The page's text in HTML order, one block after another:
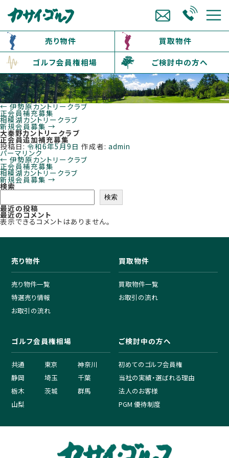
売り物件
買取物件
ゴルフ会員権相場
ご検討中の方へ
←伊勢原カントリークラブ
正会員補充募集
相模湖カントリークラブ
新規会員募集 →
大秦野カントリークラブ
正会員追加補充募集
投稿日: 令和6年5月9日 作成者: admin
パーマリンク
← 伊勢原カントリークラブ
正会員補充募集
相模湖カントリークラブ
新規会員募集 →
検索
検索
最近の投稿
最近のコメント
表示できるコメントはありません。
売り物件
売り物件一覧
特選売り情報
お取引の流れ
買取物件
買取物件一覧
お取引の流れ
ゴルフ会員権相場
共通 東京
神奈川
静岡
埼玉
千葉
栃木
茨城
群馬
山梨
ご検討中の方へ
初めてのゴルフ会員権
当社の実績・選ばれる理由
法人のお客様
PGM 優待制度